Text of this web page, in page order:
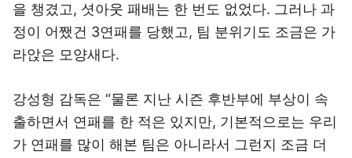
을 챙겼고, 셧아웃 패배는 한 번도 없었다. 그러나 과
정이 어쨌건 3연패를 당했고, 팀 분위기도 조금은 가
라앉은 모양새다.
강성형 감독은 “물론 지난 시즌 후반부에 부상이 속
출하면서 연패를 한 적은 있지만, 기본적으로는 우리
가 연패를 많이 해본 팀은 아니라서 그런지 조금 더